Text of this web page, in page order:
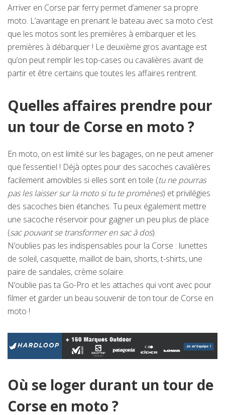
Arriver en Corse par ferry permet d’amener sa propre
moto. L’avantage en prenant le bateau avec sa moto c’est
que les motos sont les premières à embarquer et les
premières à débarquer ! Le deuxième gros avantage est
qu’on peut remplir les top-cases ou cavalières avant de
partir et être certains que toutes les affaires rentrent.
Quelles affaires prendre pour
un tour de Corse en moto ?
En moto, on est limité sur les bagages, on ne peut amener
que l’essentiel ! Déjà optes pour des sacoches cavalières
facilement amovibles si elles sont en toile (tu ne pourras
pas les laisser sur la moto si tu te promènes) et privilégies
des sacoches bien étanches. Tu peux également mettre
une sacoche réservoir pour gagner un peu plus de place
(sac pouvant se transformer en sac à dos).
N’oublies pas les indispensables pour la Corse : lunettes
de soleil, casquette, maillot de bain, shorts, t-shirts, une
paire de sandales, crème solaire.
N’oublie pas ta Go-Pro et les attaches qui vont avec pour
filmer et garder un beau souvenir de ton tour de Corse en
moto !
Où se loger durant un tour de
Corse en moto ?